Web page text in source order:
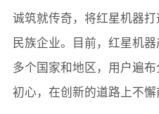
诚筑就传奇，将红星机器
民族企业。目前，红星机
多个国家和地区，用户遍
初心，在创新的道路上不懈